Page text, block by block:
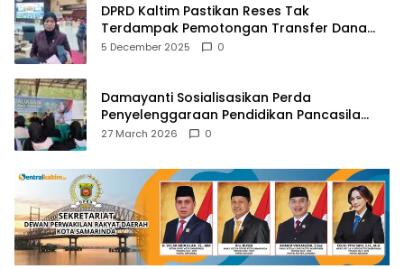
DPRD Kaltim Pastikan Reses Tak
Terdampak Pemotongan Transfer Dana
Pusat
5 December 2025 0
Damayanti Sosialisasikan Perda
Penyelenggaraan Pendidikan Pancasila
dan Wawasan Kebangsaan
27 March 2026 0